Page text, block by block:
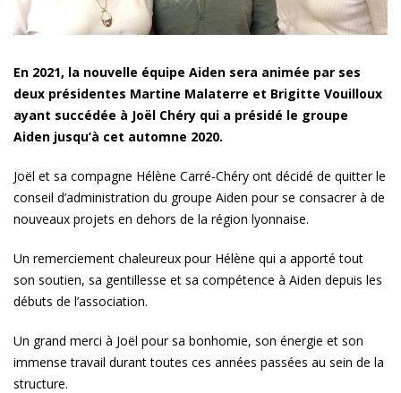
En 2021, la nouvelle équipe Aiden sera animée par ses
deux présidentes Martine Malaterre et Brigitte Vouilloux
ayant succédée à Joël Chéry qui a présidé le groupe
Aiden jusqu’à cet automne 2020.
Joël et sa compagne Hélène Carré-Chéry ont décidé de quitter le
conseil d’administration du groupe Aiden pour se consacrer à de
nouveaux projets en dehors de la région lyonnaise.
Un remerciement chaleureux pour Hélène qui a apporté tout
son soutien, sa gentillesse et sa compétence à Aiden depuis les
débuts de l’association.
Un grand merci à Joël pour sa bonhomie, son énergie et son
immense travail durant toutes ces années passées au sein de la
structure.